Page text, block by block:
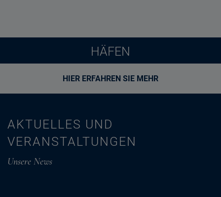
HÄFEN
HIER ERFAHREN SIE MEHR
AKTUELLES UND
VERANSTALTUNGEN
Unsere News